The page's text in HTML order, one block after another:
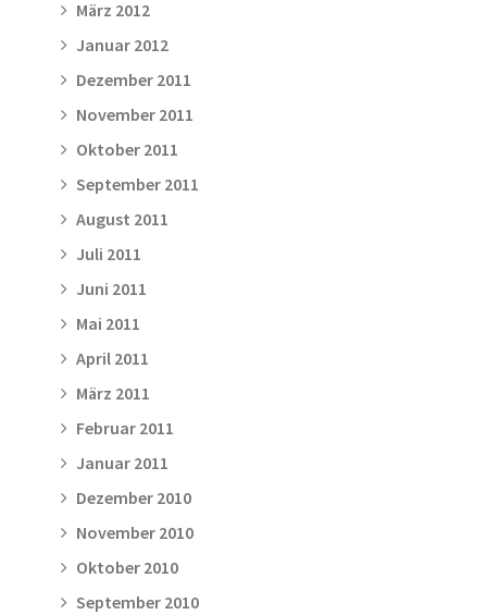
März 2012
Januar 2012
Dezember 2011
November 2011
Oktober 2011
September 2011
August 2011
Juli 2011
Juni 2011
Mai 2011
April 2011
März 2011
Februar 2011
Januar 2011
Dezember 2010
November 2010
Oktober 2010
September 2010